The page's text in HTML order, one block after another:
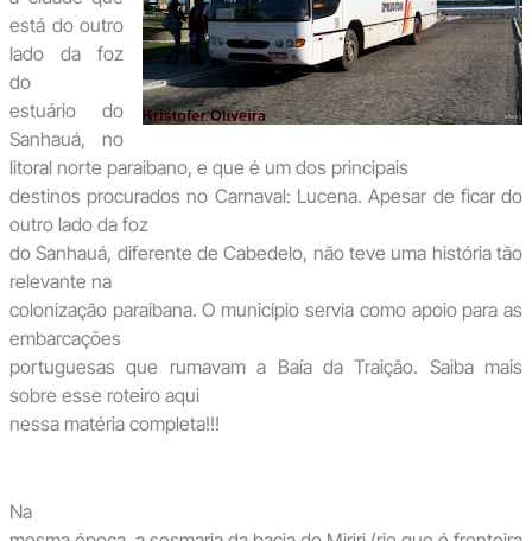
está do outro
lado da foz
do
estuário do
Sanhauá, no
litoral norte paraibano, e que é um dos principais
destinos procurados no Carnaval: Lucena. Apesar de ficar do
outro lado da foz
do Sanhauá, diferente de Cabedelo, não teve uma história tão
relevante na
colonização paraibana. O município servia como apoio para as
embarcações
portuguesas que rumavam a Baía da Traição. Saiba mais
sobre esse roteiro aqui
nessa matéria completa!!!
Na